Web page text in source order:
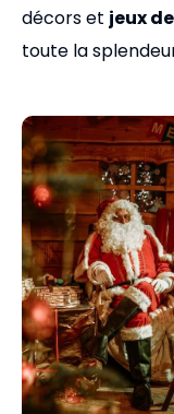
décors et jeux
toute la